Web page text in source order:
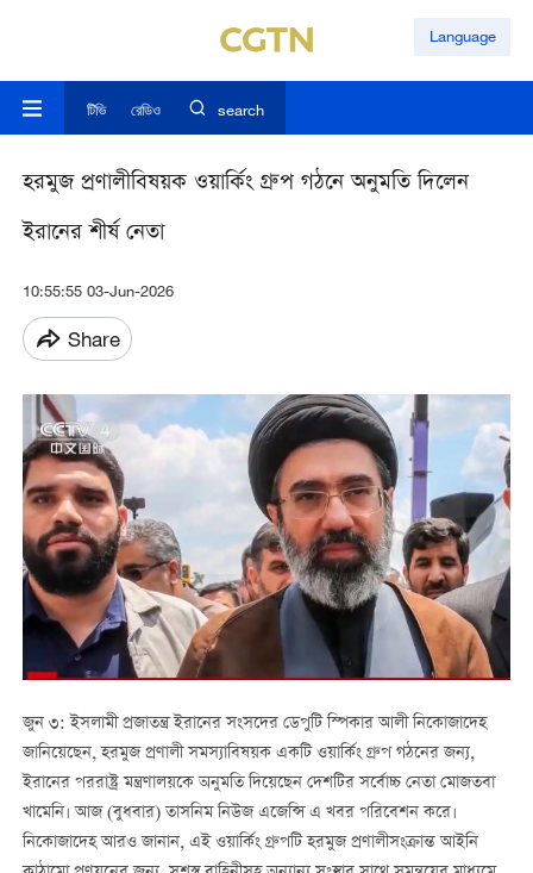
Language
টিভি রেডিও search
হরমুজ প্রণালীবিষয়ক ওয়ার্কিং গ্রুপ গঠনে অনুমতি দিলেন
ইরানের শীর্ষ নেতা
10:55:55 03-Jun-2026
Share
জুন ৩: ইসলামী প্রজাতন্ত্র ইরানের সংসদের ডেপুটি স্পিকার আলী নিকোজাদেহ
জানিয়েছেন, হরমুজ প্রণালী সমস্যাবিষয়ক একটি ওয়ার্কিং গ্রুপ গঠনের জন্য,
ইরানের পররাষ্ট্র মন্ত্রণালয়কে অনুমতি দিয়েছেন দেশটির সর্বোচ্চ নেতা মোজতবা
খামেনি। আজ (বুধবার) তাসনিম নিউজ এজেন্সি এ খবর পরিবেশন করে।
নিকোজাদেহ আরও জানান, এই ওয়ার্কিং গ্রুপটি হরমুজ প্রণালীসংক্রান্ত আইনি